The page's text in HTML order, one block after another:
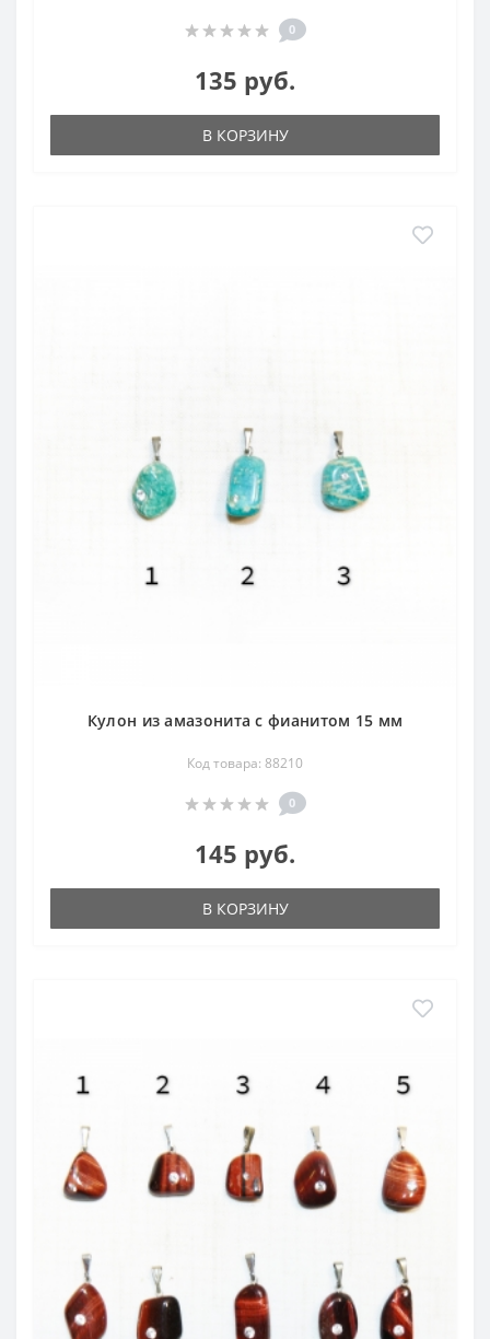
0
135 руб.
В КОРЗИНУ
Кулон из амазонита с фианитом 15 мм
Код товара: 88210
0
145 руб.
В КОРЗИНУ